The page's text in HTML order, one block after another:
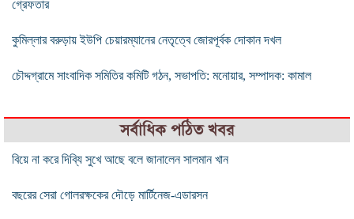
গ্রেফতার
কুমিল্লার বরুড়ায় ইউপি চেয়ারম্যানের নেতৃত্বে জোরপূর্বক দোকান দখল
চৌদ্দগ্রামে সাংবাদিক সমিতির কমিটি গঠন, সভাপতি: মনোয়ার, সম্পাদক: কামাল
সর্বাধিক পঠিত খবর
বিয়ে না করে দিব্যি সুখে আছে বলে জানালেন সালমান খান
বছরের সেরা গোলরক্ষকের দৌড়ে মার্টিনেজ-এডারসন